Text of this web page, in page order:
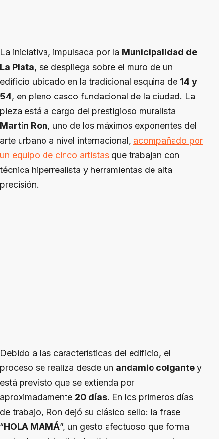
La iniciativa, impulsada por la Municipalidad de
La Plata, se despliega sobre el muro de un
edificio ubicado en la tradicional esquina de 14 y
54, en pleno casco fundacional de la ciudad. La
pieza está a cargo del prestigioso muralista
Martín Ron, uno de los máximos exponentes del
arte urbano a nivel internacional, acompañado por
un equipo de cinco artistas que trabajan con
técnica hiperrealista y herramientas de alta
precisión.
Debido a las características del edificio, el
proceso se realiza desde un andamio colgante y
está previsto que se extienda por
aproximadamente 20 días. En los primeros días
de trabajo, Ron dejó su clásico sello: la frase
“HOLA MAMÁ”, un gesto afectuoso que forma